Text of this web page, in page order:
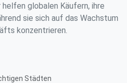
globalen Käufern, ihre
sie sich auf das Wachstum
konzentrieren.
Städten